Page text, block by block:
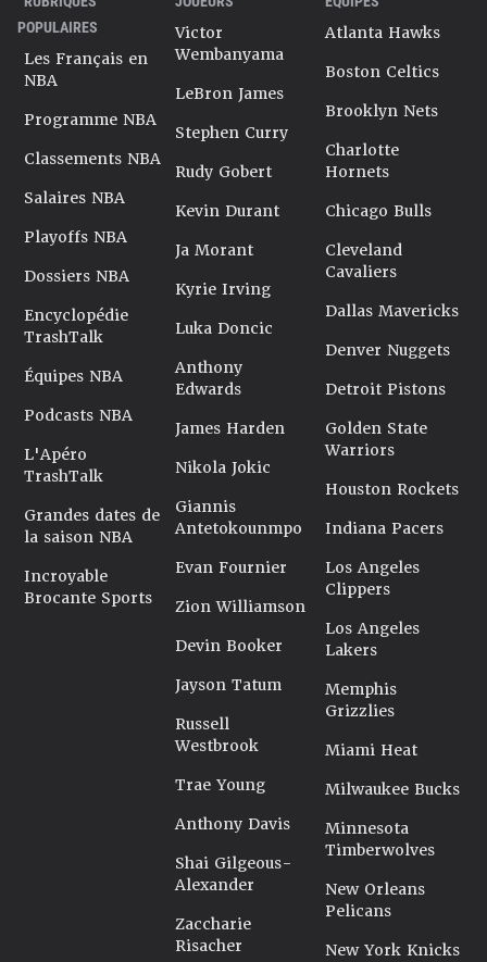
POPULAIRES
Les Français en
NBA
Programme NBA
Classements NBA
Salaires NBA
Playoffs NBA
Dossiers NBA
Encyclopédie
TrashTalk
Équipes NBA
Podcasts NBA
L'Apéro
TrashTalk
Grandes dates de
la saison NBA
Incroyable
Brocante Sports
Victor
Wembanyama
LeBron James
Stephen Curry
Rudy Gobert
Kevin Durant
Ja Morant
Kyrie Irving
Luka Doncic
Anthony
Edwards
James Harden
Nikola Jokic
Giannis
Antetokounmpo
Evan Fournier
Zion Williamson
Devin Booker
Jayson Tatum
Russell
Westbrook
Trae Young
Anthony Davis
Shai Gilgeous-
Alexander
Zaccharie
Risacher
Atlanta Hawks
Boston Celtics
Brooklyn Nets
Charlotte
Hornets
Chicago Bulls
Cleveland
Cavaliers
Dallas Mavericks
Denver Nuggets
Detroit Pistons
Golden State
Warriors
Houston Rockets
Indiana Pacers
Los Angeles
Clippers
Los Angeles
Lakers
Memphis
Grizzlies
Miami Heat
Milwaukee Bucks
Minnesota
Timberwolves
New Orleans
Pelicans
New York Knicks